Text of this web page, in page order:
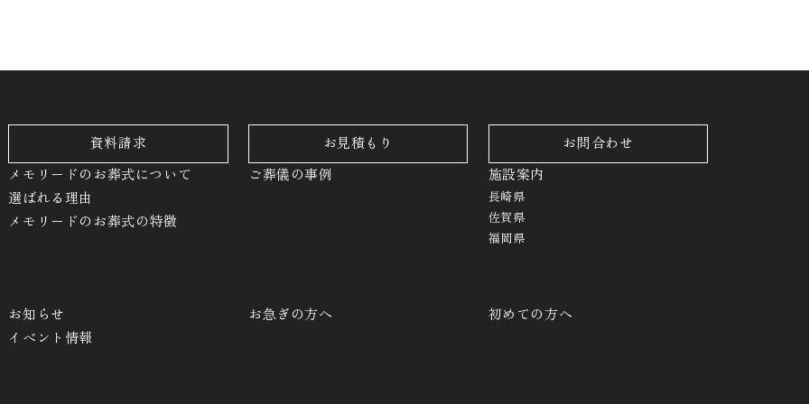
資料請求 お見積もり お問合わせ
メモリードのお葬式について
選ばれる理由
メモリードのお葬式の特徴
ご葬儀の事例 施設案内
長崎県
佐賀県
福岡県
お知らせ
イベント情報
お急ぎの方へ 初めての方へ